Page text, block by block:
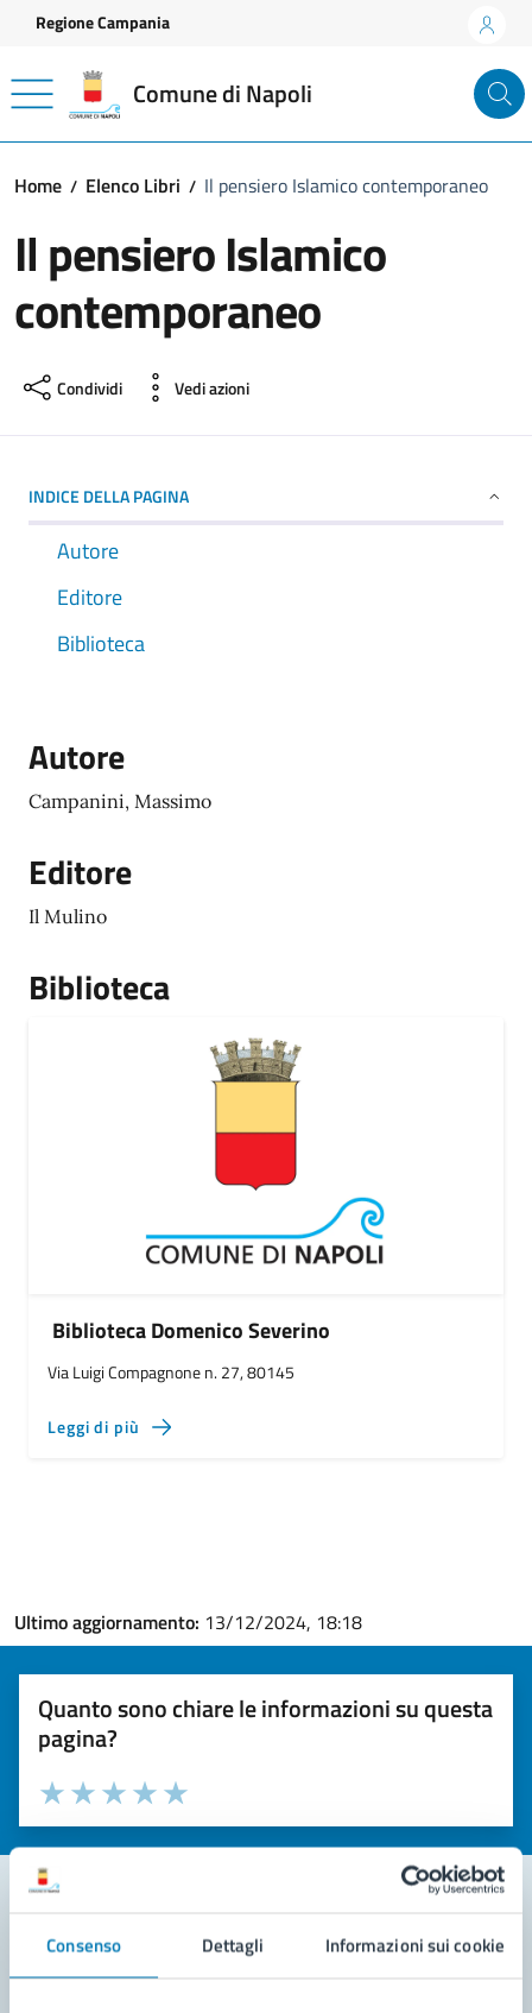
Consenso Dettagli Informazioni sui cookie
Vai ai contenuti
Vai al footer
Regione Campania
Comune di Napoli
Home Elenco Libri Il pensiero Islamico contemporaneo
Il pensiero Islamico
contemporaneo
Condividi Vedi azioni
INDICE DELLA PAGINA
Autore
Editore
Biblioteca
Autore
Campanini, Massimo
Editore
Il Mulino
Biblioteca
Biblioteca Domenico Severino
Via Luigi Compagnone n. 27, 80145
Leggi di più
Ultimo aggiornamento: 13/12/2024, 18:18
Quanto sono chiare le informazioni su questa
pagina?
Valuta la chiarezza delle informazioni (da 1 a 5 stelle)
Seleziona il numero di stelle per valutare la chiarezza delle
Valuta 5 stelle su 5
Valuta 4 stelle su 5
Valuta 3 stelle su 5
Valuta 2 stelle su 5
Valuta 1 stelle su 5
Contatta il comune